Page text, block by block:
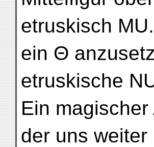
etruskisch
ein Θ
etruskische
Ein
der uns weiter